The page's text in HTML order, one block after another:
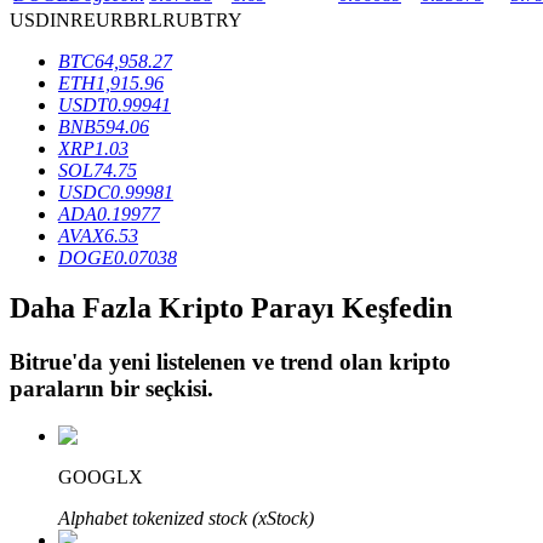
BTR Kilitleme
BTR sahiplerine özel yatırımlar
Krediler
Kripto destekli borçlanma hizmeti
USDINREURBRLRUBTRY
BTC64,958.27
ETH1,915.96
USDT0.99941
BNB594.06
XRP1.03
SOL74.75
USDC0.99981
ADA0.19977
AVAX6.53
DOGE0.07038
Daha Fazla Kripto Parayı Keşfedin
Bitrue'da yeni listelenen ve trend olan kripto
paraların bir seçkisi.
GOOGLX
Alphabet tokenized stock (xStock)